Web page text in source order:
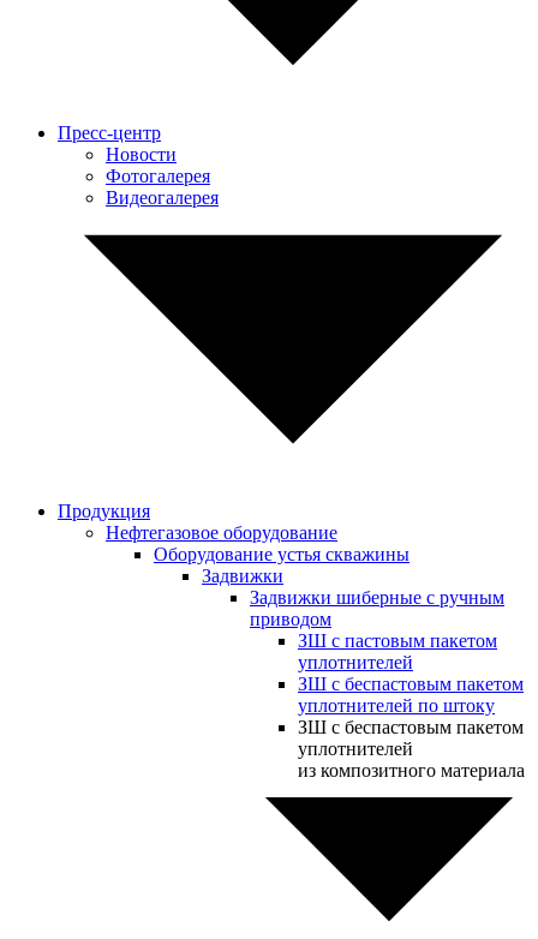
Пресс-центр
Новости
Фотогалерея
Видеогалерея
Продукция
Нефтегазовое оборудование
Оборудование устья скважины
Задвижки
Задвижки шиберные с ручным
приводом
ЗШ с пастовым пакетом
уплотнителей
ЗШ с беспастовым пакетом
уплотнителей по штоку
ЗШ с беспастовым пакетом
уплотнителей
из композитного материала